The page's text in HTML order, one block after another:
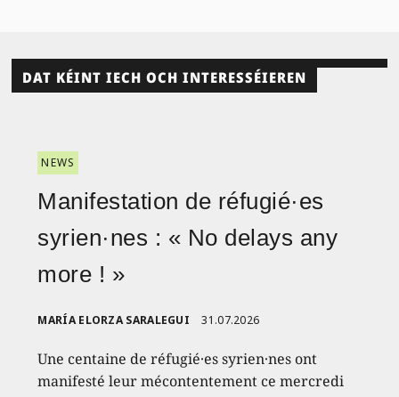
DAT KÉINT IECH OCH INTERESSÉIEREN
NEWS
Manifestation de réfugié·es
syrien·nes : « No delays any
more ! »
MARÍA ELORZA SARALEGUI 31.07.2026
Une centaine de réfugié·es syrien·nes ont
manifesté leur mécontentement ce mercredi